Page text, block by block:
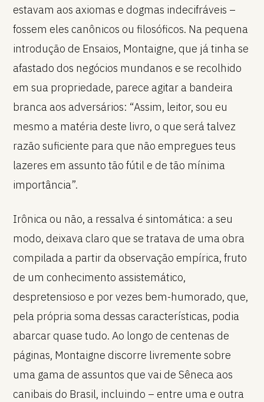
estavam aos axiomas e dogmas indecifráveis –
fossem eles canônicos ou filosóficos. Na pequena
introdução de Ensaios, Montaigne, que já tinha se
afastado dos negócios mundanos e se recolhido
em sua propriedade, parece agitar a bandeira
branca aos adversários: “Assim, leitor, sou eu
mesmo a matéria deste livro, o que será talvez
razão suficiente para que não empregues teus
lazeres em assunto tão fútil e de tão mínima
importância”.
Irônica ou não, a ressalva é sintomática: a seu
modo, deixava claro que se tratava de uma obra
compilada a partir da observação empírica, fruto
de um conhecimento assistemático,
despretensioso e por vezes bem-humorado, que,
pela própria soma dessas características, podia
abarcar quase tudo. Ao longo de centenas de
páginas, Montaigne discorre livremente sobre
uma gama de assuntos que vai de Sêneca aos
canibais do Brasil, incluindo – entre uma e outra